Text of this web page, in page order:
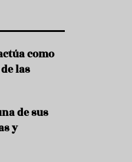
como
las
de sus
y